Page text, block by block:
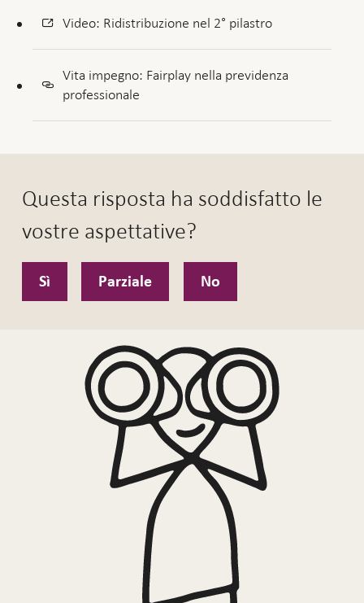
Video: Ridistribuzione nel 2° pilastro
Vita impegno: Fairplay nella previdenza
professionale
Questa risposta ha soddisfatto le
vostre aspettative?
Sì Parziale No